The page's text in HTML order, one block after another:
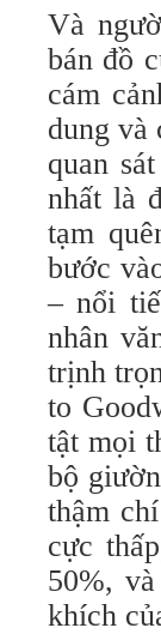
Và
bán đồ
cám
dung và
quan
nhất là
tạm
bước
– nổi
nhân
trịnh
to
tật mọi
bộ
thậm
cực
50%,
khích